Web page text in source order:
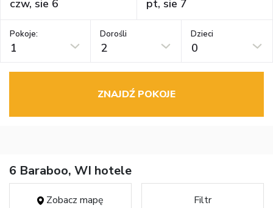
Pokoje:
1
Dorośli
2
Dzieci
0
ZNAJDŹ POKOJE
6 Baraboo, WI hotele
Zobacz mapę Filtr